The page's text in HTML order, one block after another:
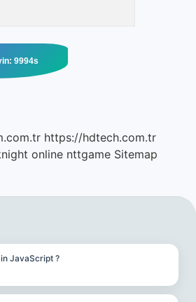
https://hdtech.com.tr
online nttgame Sitemap
JavaScript ?